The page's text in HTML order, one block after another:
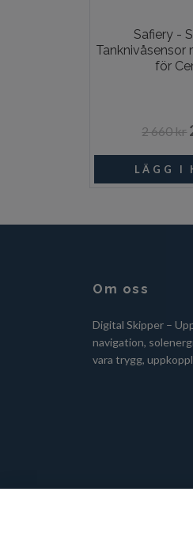
Safiery -
Tanknivåsensor
för
2 660 kr
Om oss
Digital Skipper –
navigation,
vara trygg,